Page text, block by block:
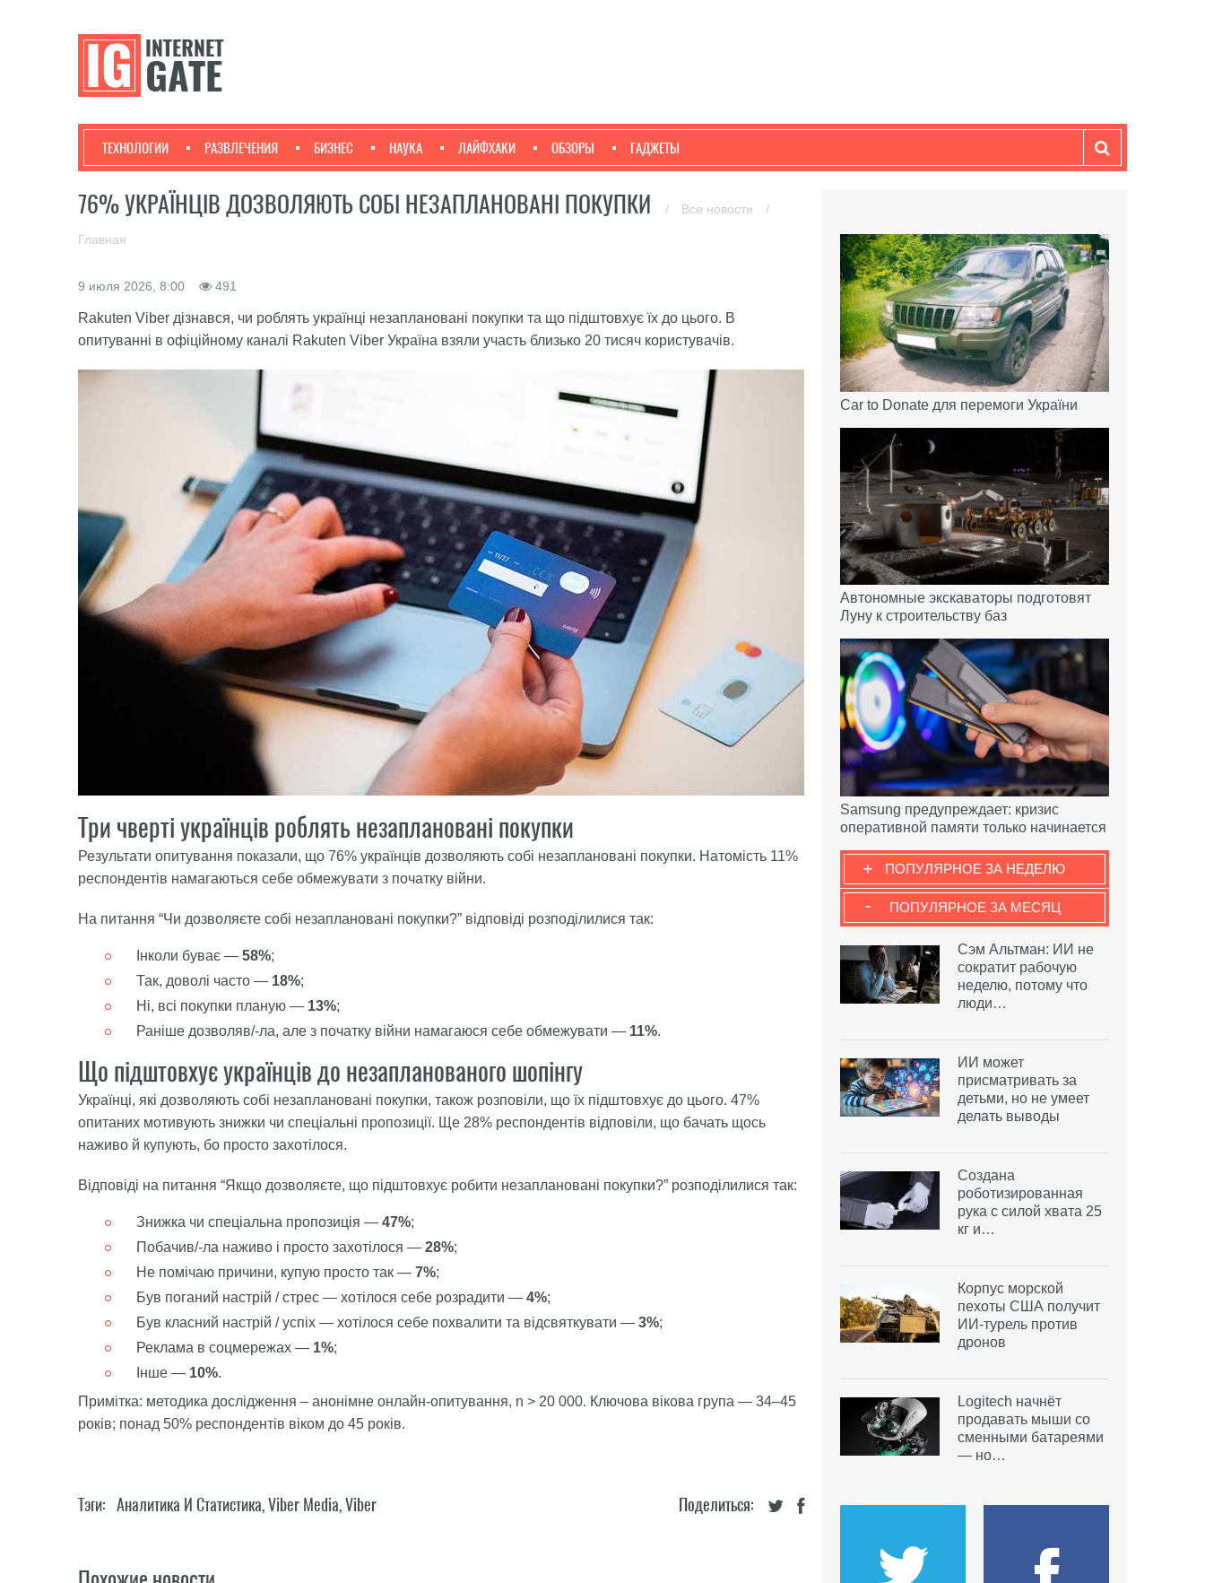
ТЕХНОЛОГИИ РАЗВЛЕЧЕНИЯ БИЗНЕС НАУКА ЛАЙФХАКИ ОБЗОРЫ ГАДЖЕТЫ
76% УКРАЇНЦІВ ДОЗВОЛЯЮТЬ СОБІ НЕЗАПЛАНОВАНІ ПОКУПКИ / Все новости /
Главная
9 июля 2026, 8:00 491
Rakuten Viber дізнався, чи роблять українці незаплановані покупки та що підштовхує їх до цього. В
опитуванні в офіційному каналі Rakuten Viber Україна взяли участь близько 20 тисяч користувачів.
Три чверті українців роблять незаплановані покупки
Результати опитування показали, що 76% українців дозволяють собі незаплановані покупки. Натомість 11%
респондентів намагаються себе обмежувати з початку війни.
На питання “Чи дозволяєте собі незаплановані покупки?” відповіді розподілилися так:
Інколи буває — 58%;
Так, доволі часто — 18%;
Ні, всі покупки планую — 13%;
Раніше дозволяв/-ла, але з початку війни намагаюся себе обмежувати — 11%.
Що підштовхує українців до незапланованого шопінгу
Українці, які дозволяють собі незаплановані покупки, також розповіли, що їх підштовхує до цього. 47%
опитаних мотивують знижки чи спеціальні пропозиції. Ще 28% респондентів відповіли, що бачать щось
наживо й купують, бо просто захотілося.
Відповіді на питання “Якщо дозволяєте, що підштовхує робити незаплановані покупки?” розподілилися так:
Знижка чи спеціальна пропозиція — 47%;
Побачив/-ла наживо і просто захотілося — 28%;
Не помічаю причини, купую просто так — 7%;
Був поганий настрій / стрес — хотілося себе розрадити — 4%;
Був класний настрій / успіх — хотілося себе похвалити та відсвяткувати — 3%;
Реклама в соцмережах — 1%;
Інше — 10%.
Примітка: методика дослідження – анонімне онлайн-опитування, n > 20 000. Ключова вікова група — 34–45
років; понад 50% респондентів віком до 45 років.
Поделиться:
Тэги: Аналитика И Статистика,Viber Media,Viber
Car to Donate для перемоги України
Автономные экскаваторы подготовят
Луну к строительству баз
Samsung предупреждает: кризис
оперативной памяти только начинается
ПОПУЛЯРНОЕ ЗА НЕДЕЛЮ
+
ПОПУЛЯРНОЕ ЗА МЕСЯЦ
-
Сэм Альтман: ИИ не
сократит рабочую
неделю, потому что
люди…
ИИ может
присматривать за
детьми, но не умеет
делать выводы
Создана
роботизированная
рука с силой хвата 25
кг и…
Корпус морской
пехоты США получит
ИИ-турель против
дронов
Logitech начнёт
продавать мыши со
сменными батареями
— но…